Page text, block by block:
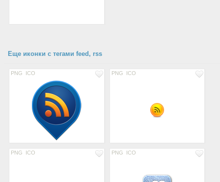
Еще иконки с тегами feed, rss
PNG ICO PNG ICO
PNG ICO PNG ICO